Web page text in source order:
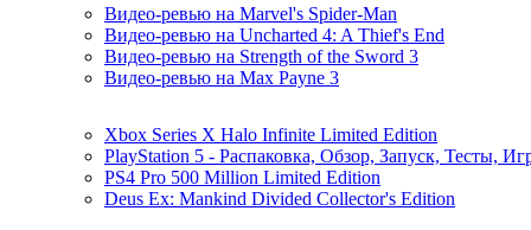
Видео-ревью на Marvel's Spider-Man
Видео-ревью на Uncharted 4: A Thief's End
Видео-ревью на Strength of the Sword 3
Видео-ревью на Max Payne 3
Xbox Series X Halo Infinite Limited Edition
PlayStation 5 - Распаковка, Обзор, Запуск, Тесты,
PS4 Pro 500 Million Limited Edition
Deus Ex: Mankind Divided Collector's Edition